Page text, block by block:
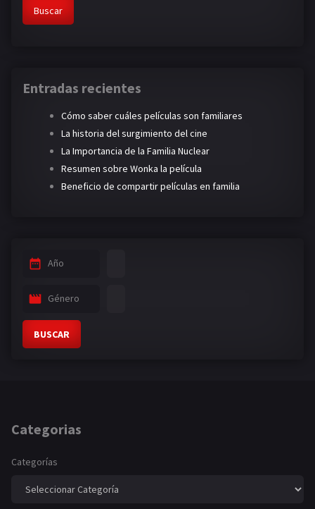
Buscar
Entradas recientes
Cómo saber cuáles películas son familiares
La historia del surgimiento del cine
La Importancia de la Familia Nuclear
Resumen sobre Wonka la película
Beneficio de compartir películas en familia
Año
Género
BUSCAR
Categorias
Categorías